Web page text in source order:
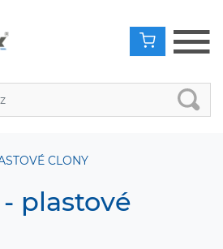
CLONY
plastové